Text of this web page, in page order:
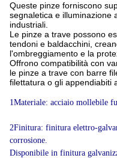
Queste pinze forniscono
segnaletica e illuminazione
industriali.
Le pinze a trave possono
tendoni e baldacchini,
l'ombreggiamento e la
Offrono compatibilità con
le pinze a trave con barre
filettatura o gli appendiabiti
1Materiale: acciaio mollebile
2Finitura: finitura elettro-
corrosione.
Disponibile in finitura